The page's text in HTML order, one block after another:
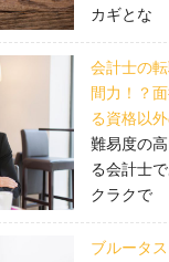
カギとな
会計士の
間力！？
る資格以
難易度の
る会計士
クラクで
ブルータ